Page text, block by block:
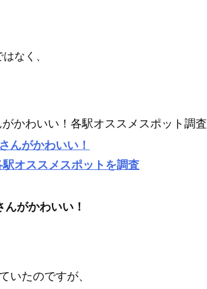
なく、
かわいい！各駅オススメスポット調査
んがかわいい！
オススメスポットを調査
がかわいい！
いたのですが、